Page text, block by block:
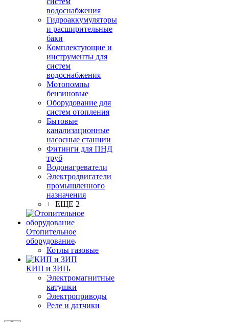
водоснабжения
Гидроаккумуляторы
и расширительные
баки
Комплектующие и
инструменты для
систем
водоснабжения
Мотопомпы
бензиновые
Оборудование для
систем отопления
Бытовые
канализационные
насосные станции
Фитинги для ПНД
труб
Водонагреватели
Электродвигатели
промышленного
назначения
+ ЕЩЕ 2
Отопительное
оборудование
Котлы газовые
КИП и ЗИП
Электромагнитные
катушки
Электроприводы
Реле и датчики